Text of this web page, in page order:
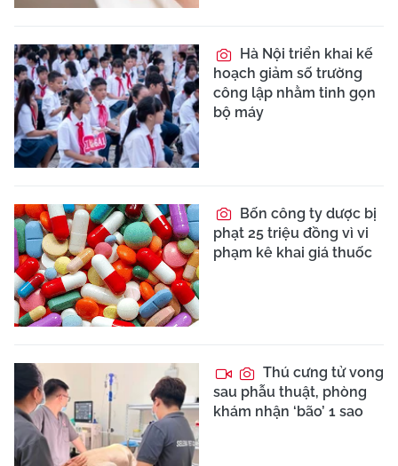
Hà Nội triển khai kế
hoạch giảm số trường
công lập nhằm tinh gọn
bộ máy
Bốn công ty dược bị
phạt 25 triệu đồng vì vi
phạm kê khai giá thuốc
Thú cưng tử vong
sau phẫu thuật, phòng
khám nhận ‘bão’ 1 sao